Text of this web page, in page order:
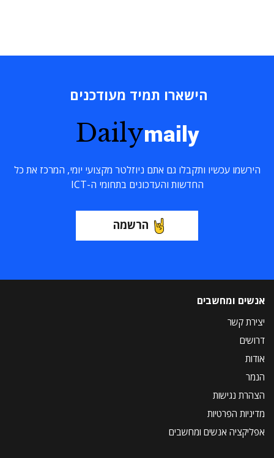
הישארו תמיד מעודכנים
Dailymaily
הירשמו עכשיו ותקבלו גם אתם ניוזלטר מקצועי יומי, המרכז את כל
החדשות והעדכונים בתחומי ה-ICT
הרשמה
אנשים ומחשבים
יצירת קשר
דרושים
אודות
הנמר
הצהרת נגישות
מדיניות הפרטיות
אפליקציה אנשים ומחשבים